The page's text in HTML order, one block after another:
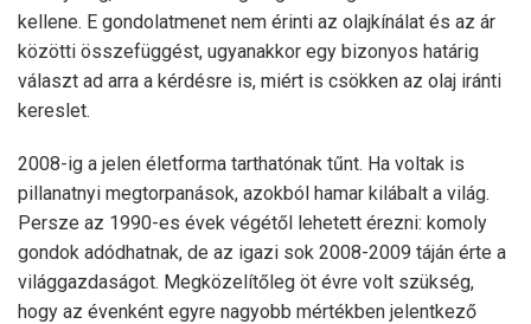
kellene. E gondolatmenet nem érinti az olajkínálat és az ár
közötti összefüggést, ugyanakkor egy bizonyos határig
választ ad arra a kérdésre is, miért is csökken az olaj iránti
kereslet.
2008-ig a jelen életforma tarthatónak tűnt. Ha voltak is
pillanatnyi megtorpanások, azokból hamar kilábalt a világ.
Persze az 1990-es évek végétől lehetett érezni: komoly
gondok adódhatnak, de az igazi sok 2008-2009 táján érte a
világgazdaságot. Megközelítőleg öt évre volt szükség,
hogy az évenként egyre nagyobb mértékben jelentkező